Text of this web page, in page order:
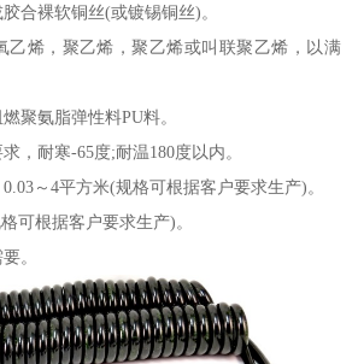
合裸软铜丝(或镀锡铜丝)。
乙烯，聚乙烯，聚乙烯或叫联聚乙烯，以满
聚氨脂弹性料PU料。
，耐寒-65度;耐温180度以内。
～4平方米(规格可根据客户要求生产)。
可根据客户要求生产)。
。